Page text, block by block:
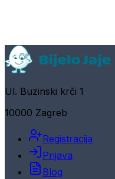
Ul. Buzinski krči 1
10000 Zagreb
Registracija
Prijava
Blog